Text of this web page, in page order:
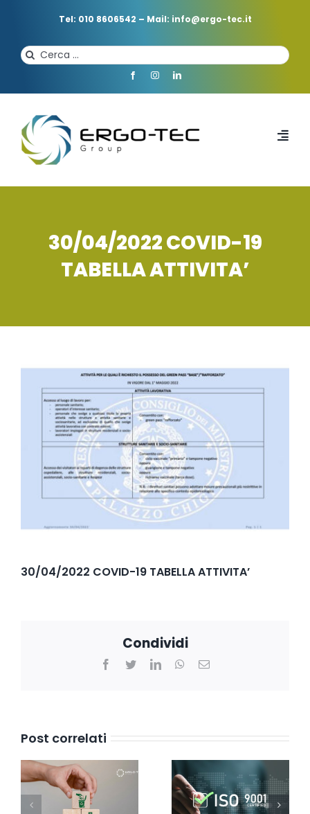
Tel: 010 8606542 – Mail: info@ergo-tec.it
Cerca
per:
HOME
CHI SIAMO
PROFESSIONISTI
SERVIZI
FORMAZIONE
EVENTI
30/04/2022 COVID-19
TABELLA ATTIVITA’
immagine
30/04/2022 COVID-19 TABELLA ATTIVITA’
Condividi
Facebook
TwitterLinkedInWhatsApp
Email
Post correlati